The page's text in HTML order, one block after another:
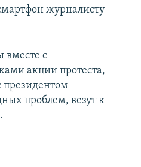
журналисту
вместе с
акции протеста,
президентом
проблем, везут к